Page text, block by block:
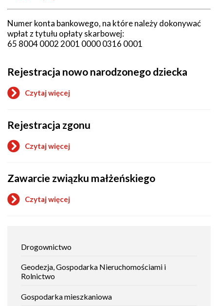
załatwić
sprawę
Drogownictwo
Geodezja, Gospodarka Nieruchomościami i
Rolnictwo
Gospodarka mieszkaniowa
Numer konta bankowego, na które należy dokonywać
wpłat z tytułu opłaty skarbowej:
65 8004 0002 2001 0000 0316 0001
Rejestracja nowo narodzonego dziecka
Czytaj więcej
o
narodzonego
dziecka
Rejestracja zgonu
Czytaj więcej
o
Zawarcie związku małżeńskiego
Czytaj więcej
o